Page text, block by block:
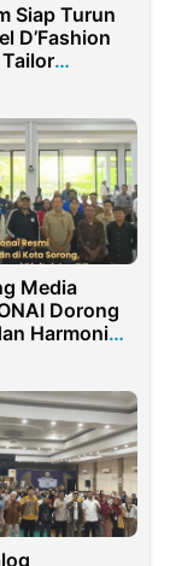
Siap Turun
D’Fashion
Media
Dorong
Harmoni